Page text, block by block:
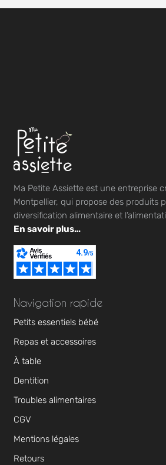
Ma Petite Assiette est une entreprise
Montpellier, qui propose des produits
diversification alimentaire et
En savoir plus…
Navigation rapide
Petits essentiels bébé
Repas et accessoires
À table
Dentition
Troubles alimentaires
CGV
Mentions légales
Retours